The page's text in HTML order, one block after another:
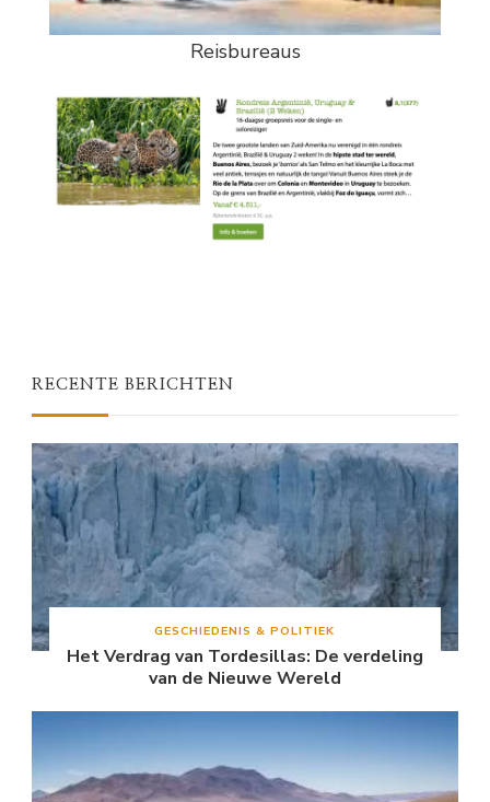
Reisbureaus
RECENTE BERICHTEN
GESCHIEDENIS & POLITIEK
Het Verdrag van Tordesillas: De verdeling
van de Nieuwe Wereld